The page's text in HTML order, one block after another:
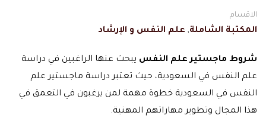
الاقسام
المكتبة الشاملة, علم النفس و الإرشاد
شروط ماجستير علم النفس يبحث عنها الراغبين في دراسة
علم النفس في السعودية، حيث تعتبر دراسة ماجستير علم
النفس في السعودية خطوة مهمة لمن يرغبون في التعمق في
هذا المجال وتطوير مهاراتهم المهنية.